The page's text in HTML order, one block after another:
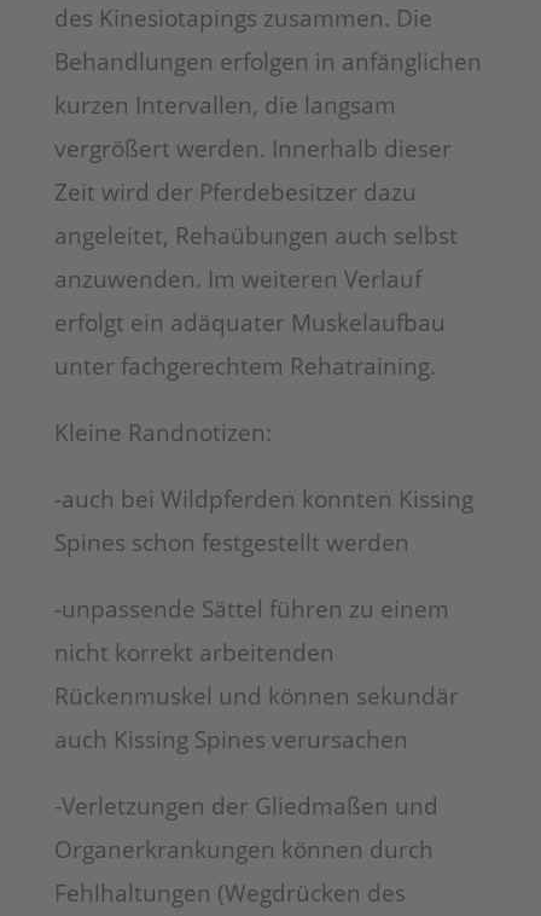
des Kinesiotapings zusammen. Die
Behandlungen erfolgen in anfänglichen
kurzen Intervallen, die langsam
vergrößert werden. Innerhalb dieser
Zeit wird der Pferdebesitzer dazu
angeleitet, Rehaübungen auch selbst
anzuwenden. Im weiteren Verlauf
erfolgt ein adäquater Muskelaufbau
unter fachgerechtem Rehatraining.
Kleine Randnotizen:
-auch bei Wildpferden konnten Kissing
Spines schon festgestellt werden
-unpassende Sättel führen zu einem
nicht korrekt arbeitenden
Rückenmuskel und können sekundär
auch Kissing Spines verursachen
-Verletzungen der Gliedmaßen und
Organerkrankungen können durch
Fehlhaltungen (Wegdrücken des